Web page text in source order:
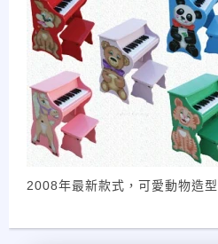
踏板即可直接踩到鋼琴踏板，適
http://tw.user.bid.yahoo.com/tw/
2008年最新款式，可愛動物造